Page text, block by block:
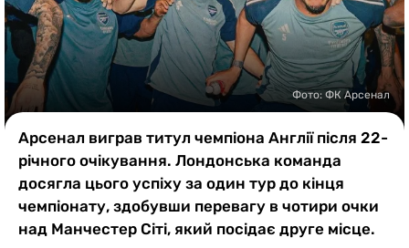
Букмекери
Казино
Фото: ФК Арсенал
Арсенал виграв титул чемпіона Англії після 22-
річного очікування. Лондонська команда
досягла цього успіху за один тур до кінця
чемпіонату, здобувши перевагу в чотири очки
над Манчестер Сіті, який посідає друге місце.